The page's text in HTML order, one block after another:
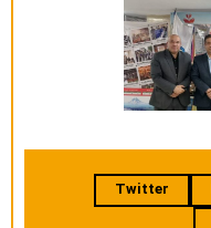
Twitter